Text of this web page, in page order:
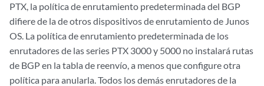
PTX, la política de enrutamiento predeterminada del BGP
difiere de la de otros dispositivos de enrutamiento de Junos
OS. La política de enrutamiento predeterminada de los
enrutadores de las series PTX 3000 y 5000 no instalará rutas
de BGP en la tabla de reenvío, a menos que configure otra
política para anularla. Todos los demás enrutadores de la